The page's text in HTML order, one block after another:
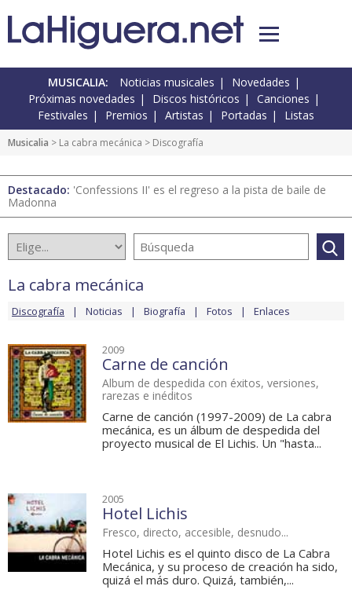
MUSICALIA: Noticias musicales
Novedades
Próximas novedades
Discos históricos
Canciones
Festivales
Premios Artistas Portadas Listas
Musicalia > La cabra mecánica > Discografía
Destacado: 'Confessions II' es el regreso a la pista de baile de
Madonna
La cabra mecánica
Discografía Noticias Biografía Fotos Enlaces
2009
Carne de canción
Album de despedida con éxitos, versiones,
rarezas e inéditos
Carne de canción (1997-2009) de La cabra
mecánica, es un álbum de despedida del
proyecto musical de El Lichis. Un "hasta...
2005
Hotel Lichis
Fresco, directo, accesible, desnudo...
Hotel Lichis es el quinto disco de La Cabra
Mecánica, y su proceso de creación ha sido,
quizá el más duro. Quizá, también,...